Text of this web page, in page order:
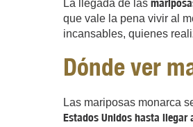
La llegada de las
que vale la pena vivir al
incansables, quienes
Dónde ver
Las mariposas monarca
Estados Unidos hasta llegar